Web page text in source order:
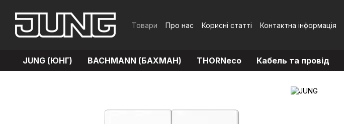
Товари Про нас Корисні статті Контактна інформація
JUNG (ЮНГ) BACHMANN (БАХМАН) THORNeco Кабель та провід